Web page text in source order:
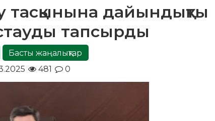
дайындықты
тапсырды
Басты жаңалықтар
481 0